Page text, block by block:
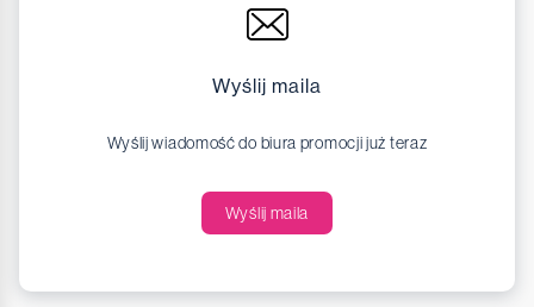
Wyślij maila
Wyślij wiadomość do biura promocji już teraz
Wyślij maila